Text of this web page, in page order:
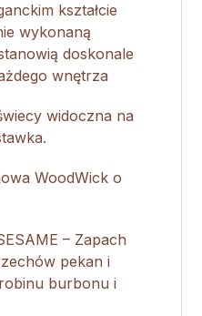
kształcie
wykonaną
doskonale
wnętrza
widoczna na
WoodWick o
– Zapach
pekan i
burbonu i